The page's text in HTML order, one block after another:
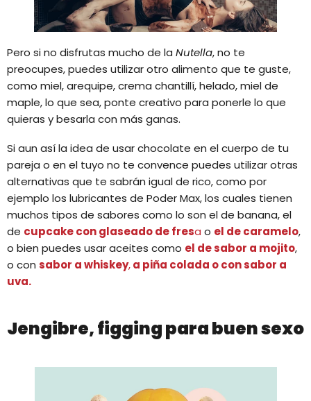
Pero si no disfrutas mucho de la Nutella, no te
preocupes, puedes utilizar otro alimento que te guste,
como miel, arequipe, crema chantillí, helado, miel de
maple, lo que sea, ponte creativo para ponerle lo que
quieras y besarla con más ganas.
Si aun así la idea de usar chocolate en el cuerpo de tu
pareja o en el tuyo no te convence puedes utilizar otras
alternativas que te sabrán igual de rico, como por
ejemplo los lubricantes de Poder Max, los cuales tienen
muchos tipos de sabores como lo son el de banana, el
de cupcake con glaseado de fresa o el de caramelo,
o bien puedes usar aceites como el de sabor a mojito,
o con sabor a whiskey,a piña colada o con sabor a
uva.
Jengibre, figging para buen sexo